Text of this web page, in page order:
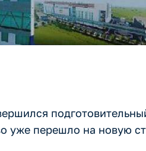
уже перешло на новую